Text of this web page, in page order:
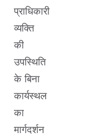
प्राधिकारी
व्यक्ति
की
उपस्थिति
के बिना
कार्यस्थल
का
मार्गदर्शन